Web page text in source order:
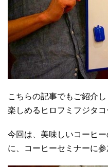
こちらの記事でもご紹介
楽しめるヒロフミフジタコ
今回は、美味しいコーヒ
に、コーヒーセミナーに参